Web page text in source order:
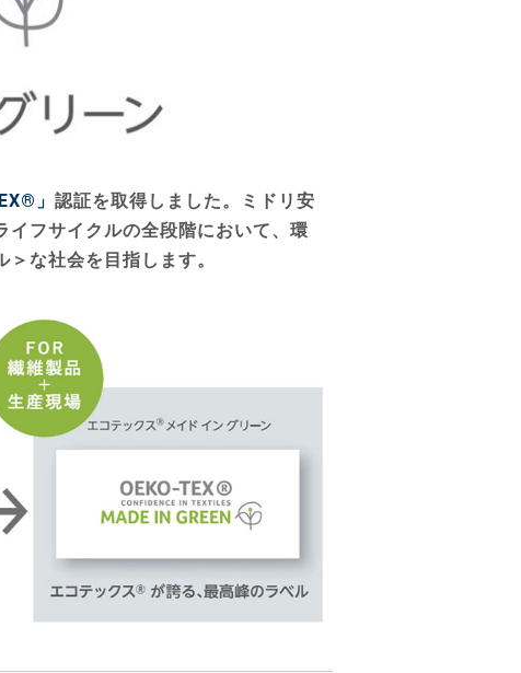
」 認証を取得しました。ミドリ安
フサイクルの全段階において、環
な社会を目指します。